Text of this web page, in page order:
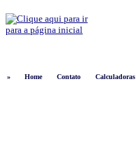
»
Home Contato Calculadoras